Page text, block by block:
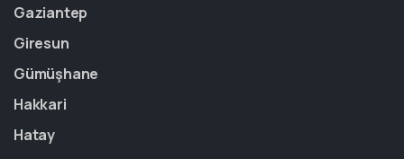
Gaziantep
Giresun
Gümüşhane
Hakkari
Hatay